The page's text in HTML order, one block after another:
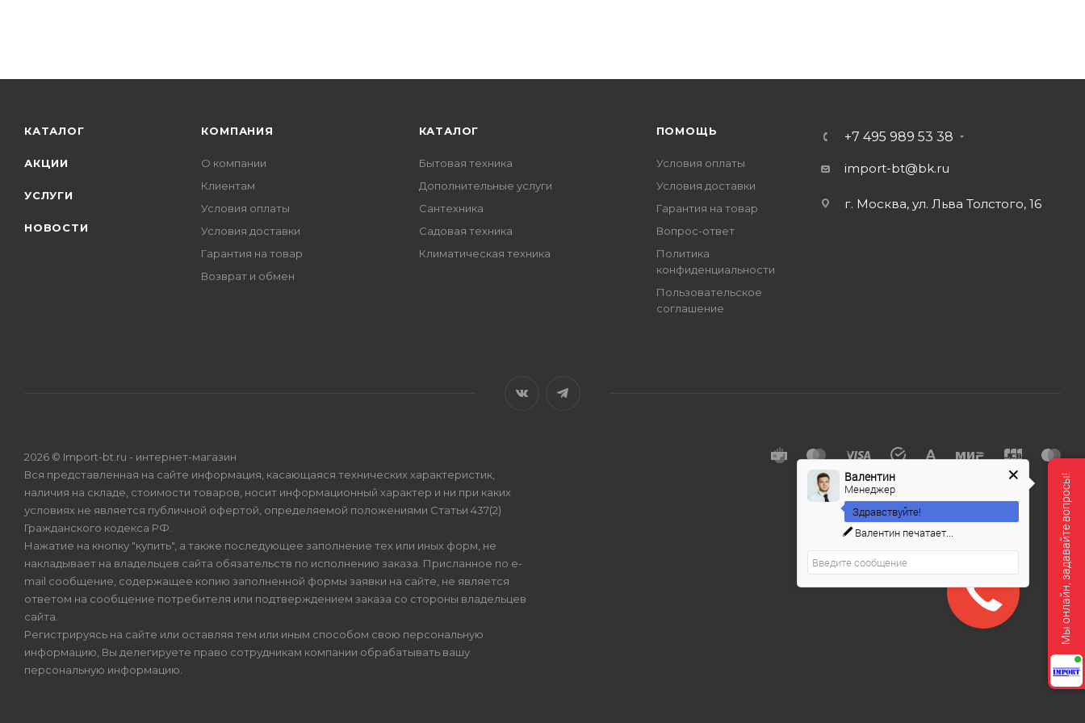
КАТАЛОГ
АКЦИИ
УСЛУГИ
НОВОСТИ
КОМПАНИЯ
О компании
Клиентам
Условия оплаты
Условия доставки
Гарантия на товар
Возврат и обмен
КАТАЛОГ
Бытовая техника
Дополнительные услуги
Сантехника
Садовая техника
Климатическая техника
ПОМОЩЬ
Условия оплаты
Условия доставки
Гарантия на товар
Вопрос-ответ
Политика
конфиденциальности
Пользовательское
соглашение
+7 495 989 53 38
import-bt@bk.ru
г. Москва, ул. Льва Толстого, 16
2026 © Import-bt.ru - интернет-магазин
Вся представленная на сайте информация, касающаяся технических характеристик,
наличия на складе, стоимости товаров, носит информационный характер и ни при каких
условиях не является публичной офертой, определяемой положениями Статьи 437(2)
Гражданского кодекса РФ.
Нажатие на кнопку "купить", а также последующее заполнение тех или иных форм, не
накладывает на владельцев сайта обязательств по исполнению заказа. Присланное по e-
mail сообщение, содержащее копию заполненной формы заявки на сайте, не является
ответом на сообщение потребителя или подтверждением заказа со стороны владельцев
сайта.
Регистрируясь на сайте или оставляя тем или иным способом свою персональную
информацию, Вы делегируете право сотрудникам компании обрабатывать вашу
персональную информацию.
Мы онлайн, задавайте вопросы!
Валентин
Менеджер
Здравствуйте!
Валентин печатает...